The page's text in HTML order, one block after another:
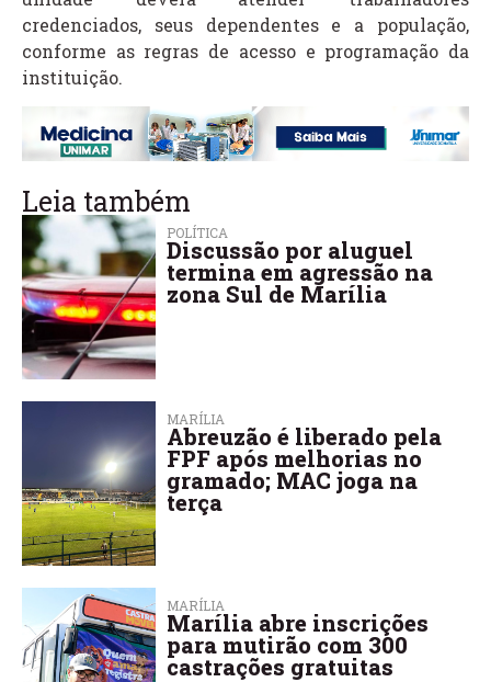
credenciados, seus dependentes e a população,
conforme as regras de acesso e programação da
instituição.
Leia também
POLÍTICA
Discussão por aluguel
termina em agressão na
zona Sul de Marília
MARÍLIA
Abreuzão é liberado pela
FPF após melhorias no
gramado; MAC joga na
terça
MARÍLIA
Marília abre inscrições
para mutirão com 300
castrações gratuitas